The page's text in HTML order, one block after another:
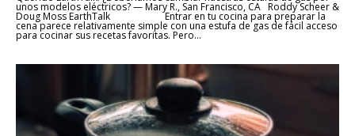
unos modelos eléctricos? — Mary R., San Francisco, CA Roddy Scheer &
Doug Moss EarthTalk Entrar en tu cocina para preparar la
cena parece relativamente simple con una estufa de gas de fácil acceso
para cocinar sus recetas favoritas. Pero...